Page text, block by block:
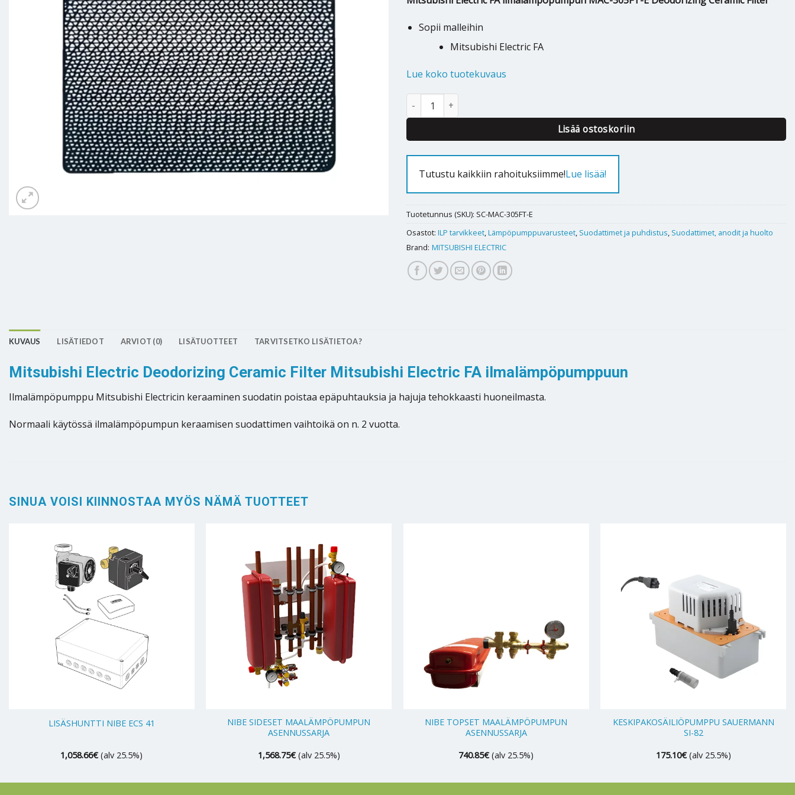
Sopii malleihin
Mitsubishi Electric FA
Lue koko tuotekuvaus
Deodorizing Ceramic suodatin Mitsubishi FA / MAC-305FT-E määrä
Lisää ostoskoriin
Alternative:
Tutustu kaikkiin rahoituksiimme!Lue lisää!
Tuotetunnus (SKU): SC-MAC-305FT-E
Osastot: ILP tarvikkeet,Lämpöpumppuvarusteet, Suodattimet ja puhdistus, Suodattimet, anodit ja huolto
Brand: MITSUBISHI ELECTRIC
KUVAUS LISÄTIEDOT ARVIOT (0) LISÄTUOTTEET TARVITSETKO LISÄTIETOA?
Mitsubishi Electric Deodorizing Ceramic Filter Mitsubishi Electric FA ilmalämpöpumppuun
Ilmalämpöpumppu Mitsubishi Electricin keraaminen suodatin poistaa epäpuhtauksia ja hajuja tehokkaasti huoneilmasta.
Normaali käytössä ilmalämpöpumpun keraamisen suodattimen vaihtoikä on n. 2 vuotta.
SINUA VOISI KIINNOSTAA MYÖS NÄMÄ TUOTTEET
LISÄSHUNTTI NIBE ECS 41
1,058.66€ (alv 25.5%)
NIBE SIDESET MAALÄMPÖPUMPUN
ASENNUSSARJA
1,568.75€ (alv 25.5%)
NIBE TOPSET MAALÄMPÖPUMPUN
ASENNUSSARJA
740.85€ (alv 25.5%)
KESKIPAKOSÄILIÖPUMPPU SAUERMANN
SI-82
175.10€ (alv 25.5%)